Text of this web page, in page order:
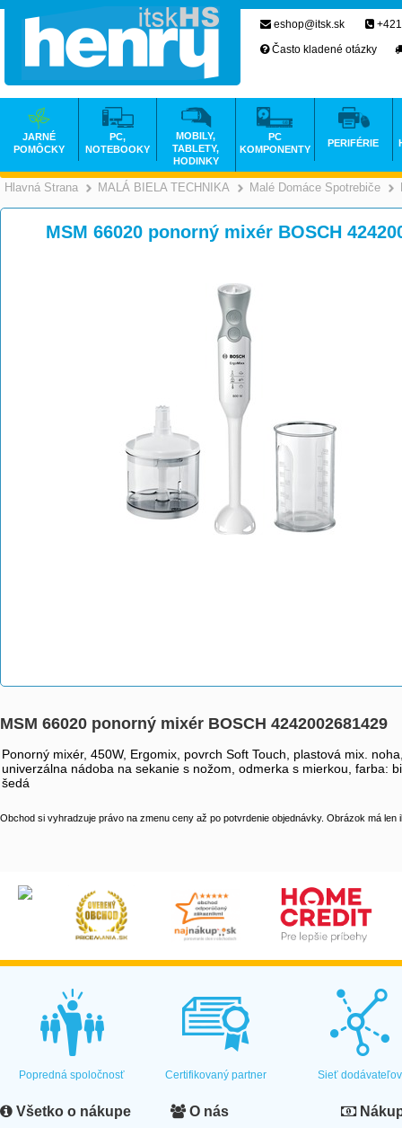
Hlavná Strana >
MALÁ BIELA TECHNIKA >
Malé Domáce Spotrebiče
MSM 66020 ponorný mixér BOSCH
MSM 66020 ponorný mixér BOSCH 4242002681429
Ponorný mixér, 450W, Ergomix, povrch Soft Touch, plastová mix.
univerzálna nádoba na sekanie s nožom, odmerka s mierkou, farba:
šedá
Obchod si vyhradzuje právo na zmenu ceny až po potvrdenie objednávky. Obrázok má len
eshop@itsk.sk
Často kladené otázky
JARNÉ
POMÔCKY
PC,
NOTEBOOKY
MOBILY,
TABLETY,
HODINKY
PC
KOMPONENTY
PERIFÉRIE
Popredná spoločnosť Certifikovaný partner Sieť dodávateľov
Všetko o nákupe O nás